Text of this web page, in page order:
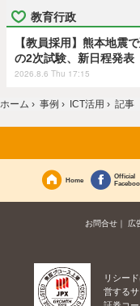
教育行政
【教員採用】熊本地震
の2次試験、新日程発表
2026.8.6 Thu 17:15
ホーム › 事例 › ICT活用 › 記事
Home
Official
お問合せ 広
リシー
営するサ